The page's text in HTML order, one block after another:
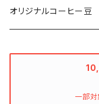
ミュージカル/音楽/ドキ
Bill Callahan
Phoebe Bridgers
オリジナルコーヒー豆
一部対